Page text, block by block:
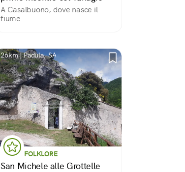
A Casalbuono, dove nasce il
fiume
26km | Padula, SA
FOLKLORE
San Michele alle Grottelle